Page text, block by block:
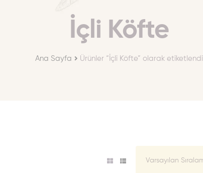
İçli Köfte
Ana Sayfa Ürünler “İçli Köfte” olarak etiketlendi